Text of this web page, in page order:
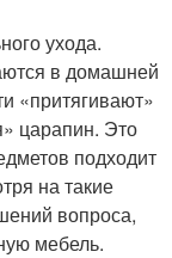
ухода.
в домашней
«притягивают»
царапин. Это
подходит
на такие
вопроса,
мебель.